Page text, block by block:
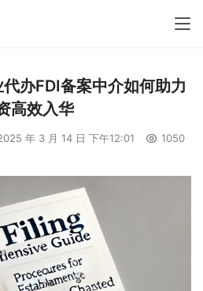
办FDI备案中介如何助力
高效入华
年 3 月 14 日 下午12:01 1050